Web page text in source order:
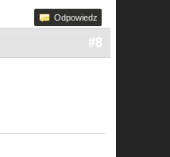
Odpowiedz
#8